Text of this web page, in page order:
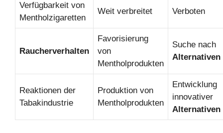
Verfügbarkeit von
Mentholzigaretten
Weit verbreitet Verboten
Raucherverhalten
Favorisierung
von
Mentholprodukten
Suche nach
Alternativen
Reaktionen der
Tabakindustrie
Produktion von
Mentholprodukten
Entwicklung
innovativer
Alternativen